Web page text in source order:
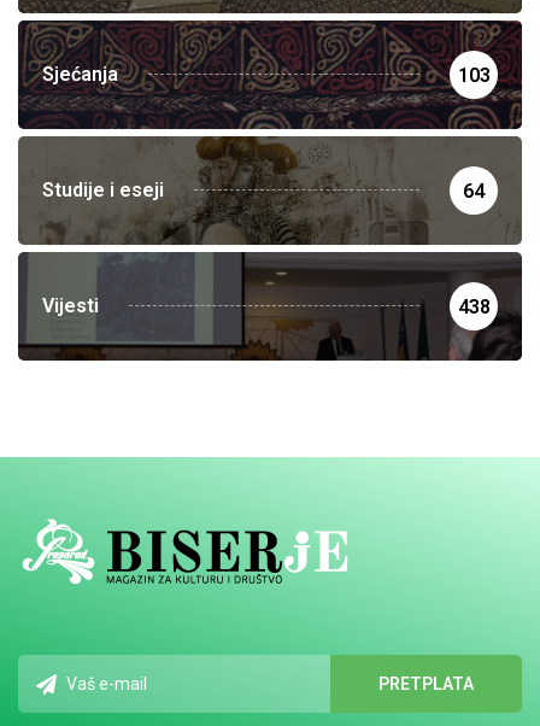
Sjećanja 103
Studije i eseji 64
Vijesti 438